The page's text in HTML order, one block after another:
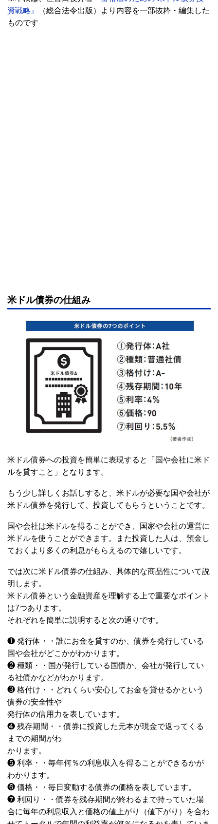
資戦略』
（総合法令出版）より内容を一部抜粋・編集した
ものです
米ドル債券の仕組み
米ドル債券への投資を簡単に表現すると「国や会社に米ド
ルを貸すこと」となります。
もう少し詳しくお話しすると、米ドルが必要な国や会社が
米ドル債券を発行して、投資してもらうということです。
国や会社は米ドルを得ることができ、国家や会社の運営に
米ドルを使うことができます。また投資した人は、預金し
ておくより多くの利息がもらえるので嬉しいです。
では次に米ドル債券の仕組み、具体的な商品性について説
明します。
米ドル債券という金融資産を理解する上で重要なポイント
は7つあります。
それぞれを簡単に説明すると次の通りです。
❶ 発行体・・誰にお金を貸すのか、債券を発行している
国や会社がどこかがわかります。
❷ 種類・・国が発行している国債か、会社が発行してい
る社債かなどがわかります。
❸ 格付け・・どれくらい安心してお金を貸せるかという
債券の安全性や
発行体の信用力を表しています。
❹ 残存期間・・債券に投資した元本が現金で返ってくる
までの期間がわ
かります。
❺ 利率・・毎年何％の利息収入を得ることができるかが
わかります。
❻ 価格・・毎日変動する債券の価格を表しています。
❼ 利回り・・債券を残存期間が終わるまで持っていた場
合に毎年の利息収入と価格の値上がり（値下がり）を合わ